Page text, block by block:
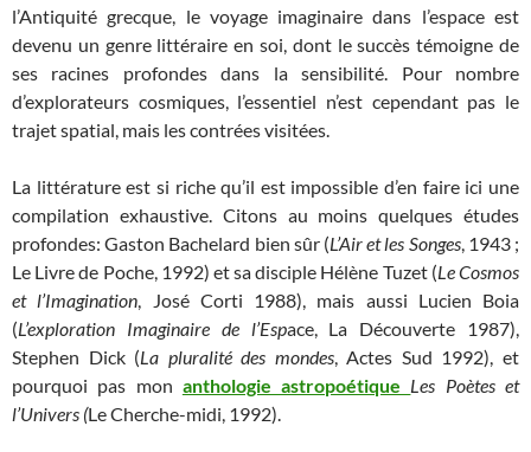
l’Antiquité grecque, le voyage imaginaire dans l’espace est
devenu un genre littéraire en soi, dont le succès témoigne de
ses racines profondes dans la sensibilité. Pour nombre
d’explorateurs cosmiques, l’essentiel n’est cependant pas le
trajet spatial, mais les contrées visitées.
La littérature est si riche qu’il est impossible d’en faire ici une
compilation exhaustive. Citons au moins quelques études
profondes: Gaston Bachelard bien sûr (L’Air et les Songes, 1943 ;
Le Livre de Poche, 1992) et sa disciple Hélène Tuzet (Le Cosmos
et l’Imagination , José Corti 1988), mais aussi Lucien Boia
(L’exploration Imaginaire de l’Espace, La Découverte 1987),
Stephen Dick (La pluralité des mondes, Actes Sud 1992), et
pourquoi pas mon anthologie astropoétique Les Poètes et
l’Univers (Le Cherche-midi, 1992).